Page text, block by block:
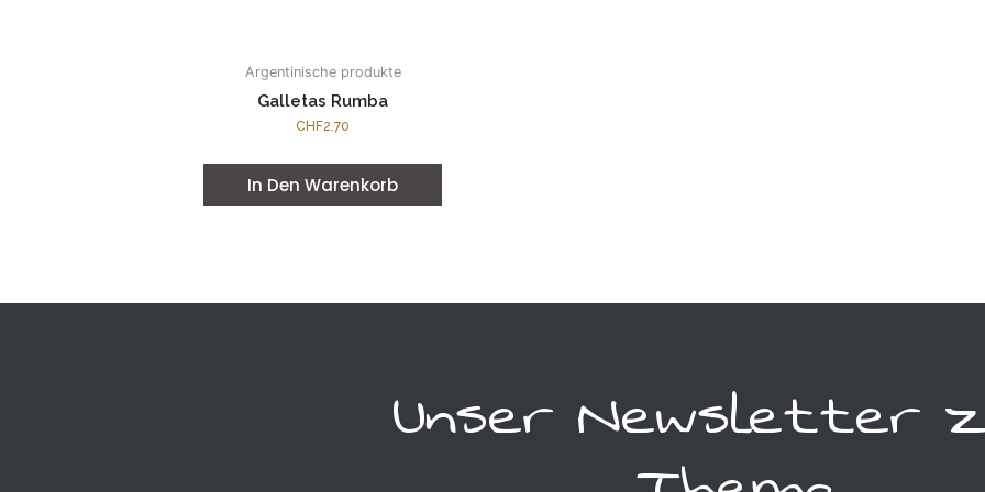
Argentinische produkte
Galletas Rumba
CHF2.70
In Den Warenkorb
Unser Newsletter